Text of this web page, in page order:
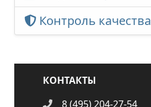
Контроль качества
КОНТАКТЫ
8 (495) 204-27-54